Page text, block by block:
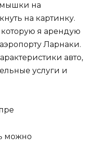
мышки на
на картинку.
которую я арендую
Ларнаки.
авто,
услуги и
можно